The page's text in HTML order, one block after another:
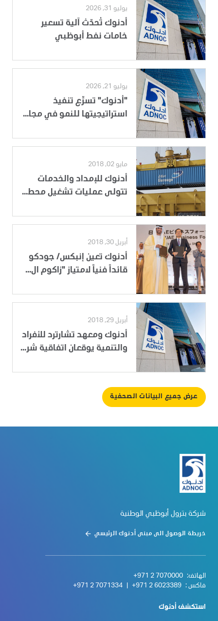
يوليو 31, 2026
أدنوك تُحدّث آلية تسعير
خامات نفط أبوظبي
يوليو 21, 2026
"أدنوك" تسرِّع تنفيذ
استراتيجيتها للنمو في مجا...
مايو 02, 2018
أدنوك للإمداد والخدمات
تتولى عمليات تشغيل محط...
أبريل 30, 2018
أدنوك تعين إنبكس/ جودكو
قائداً فنياً لامتياز "زاكوم ال...
أبريل 29, 2018
أدنوك ومعهد تشارترد للأفراد
والتنمية يوقعان اتفاقية شر...
عرض جميع البيانات الصحفية
شركة بترول أبوظبي الوطنية
خريطة الوصول الى مبنى أدنوك الرئيسي
الهاتف: +971 2 7070000
فاكس : +971 2 6023389
+971 2 7071334
استكشف أدنوك